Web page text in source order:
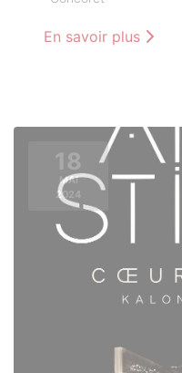
En savoir plus
18
MAI
2024